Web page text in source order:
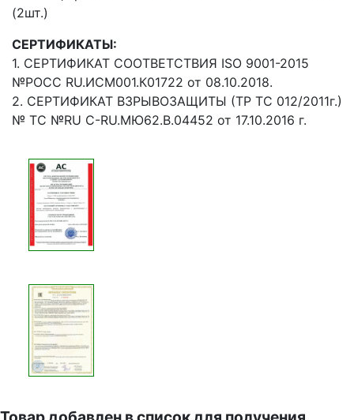
(2шт.)
СЕРТИФИКАТЫ:
1. СЕРТИФИКАТ СООТВЕТСТВИЯ ISO 9001-2015
№РОСС RU.ИСМ001.К01722 от 08.10.2018.
2. СЕРТИФИКАТ ВЗРЫВОЗАЩИТЫ (ТР ТС 012/2011г.)
№ ТС №RU C-RU.МЮ62.В.04452 от 17.10.2016 г.